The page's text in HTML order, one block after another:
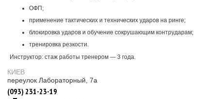
ОФП;
применение тактических и технических ударов на ринге;
блокировка ударов и обучение сокрушающим контрударам;
тренировка резкости.
Инструктор: стаж работы тренером — 3 года.
КИЕВ
переулок Лабораторный, 7а
(093) 231-23-19